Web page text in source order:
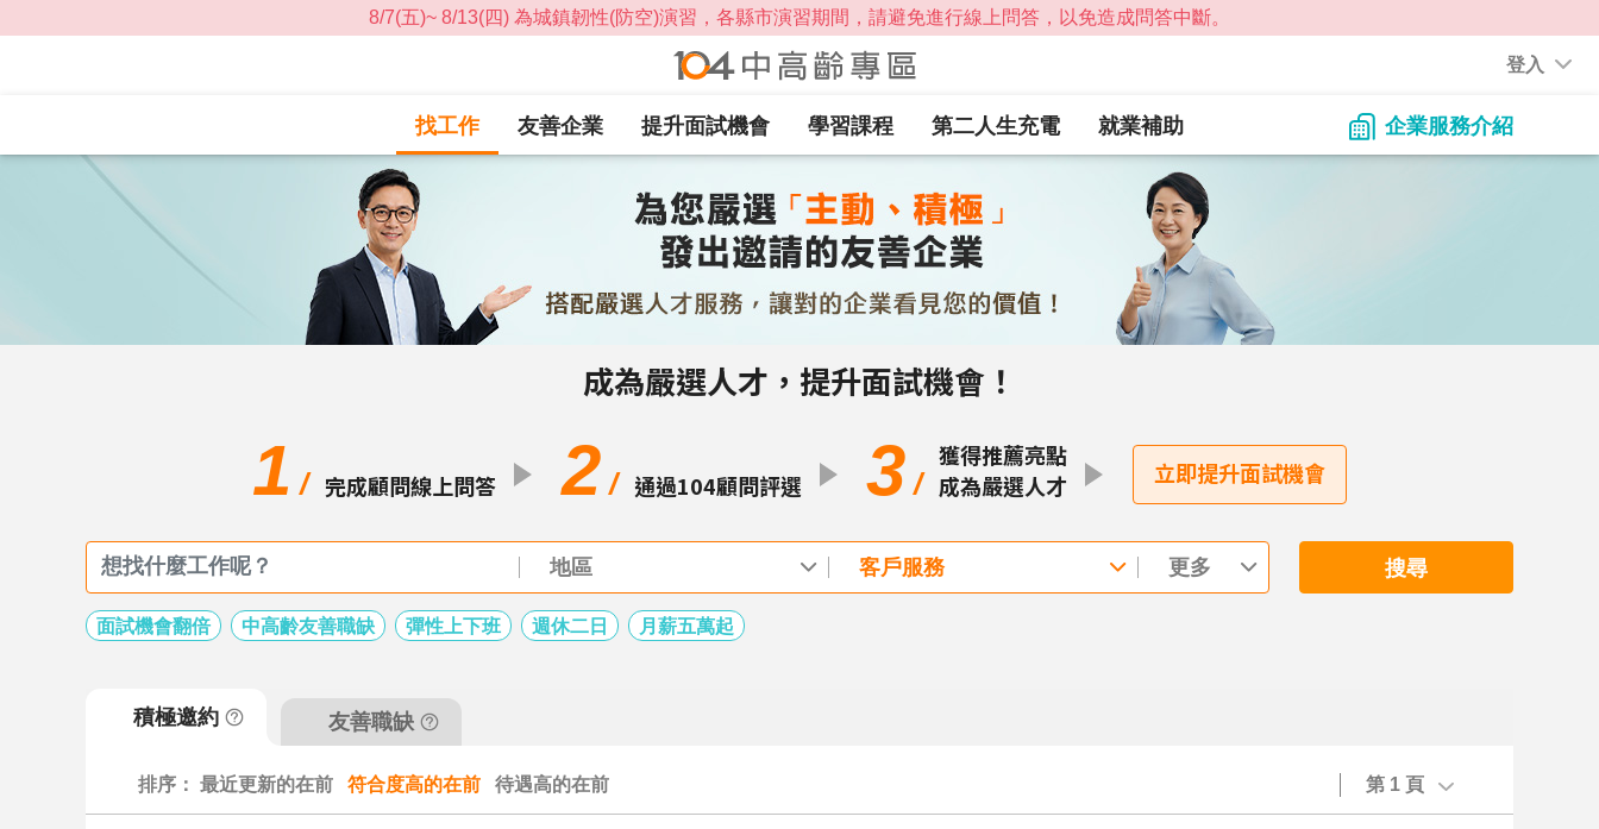
登入
找工作 友善企業 提升面試機會 學習課程 第二人生充電 就業補助 企業服務介紹
成為嚴選人才，提升面試機會！
1 / 完成顧問線上問答 2 / 通過104顧問評選 3 /
獲得推薦亮點
成為嚴選人才
立即提升面試機會
地區 客戶服務 更多 搜尋
面試機會翻倍 中高齡友善職缺 彈性上下班 週休二日 月薪五萬起
積極邀約 友善職缺
排序： 最近更新的在前 符合度高的在前 待遇高的在前 第 1 頁